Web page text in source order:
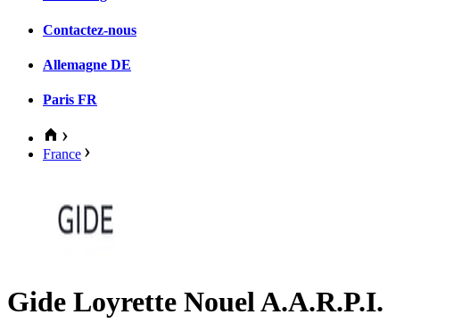
Contactez-nous
Allemagne DE
Paris FR
France
Gide Loyrette Nouel A.A.R.P.I.